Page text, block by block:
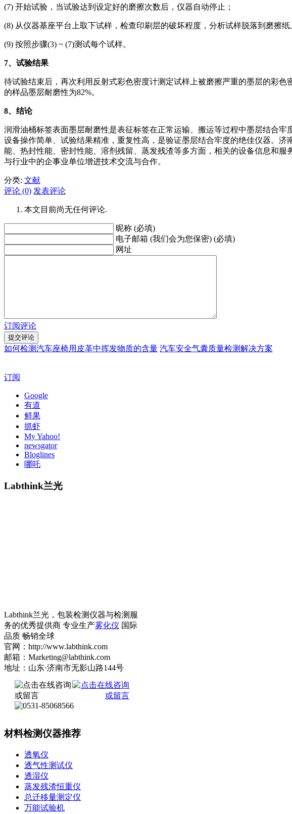
(7) 开始试验，当试验达到设定好的磨擦次数后，仪器自动停止；
(8) 从仪器基座平台上取下试样，检查印刷层的破坏程度，分析试样脱落到磨擦
(9) 按照步骤(3) ~ (7)测试每个试样。
7、试验结果
待试验结束后，再次利用反射式彩色密度计测定试样上被磨擦严重的墨层的彩
的样品墨层耐磨性为82%。
8、结论
润滑油桶标签表面墨层耐磨性是表征标签在正常运输、搬运等过程中墨层结合牢
设备操作简单、试验结果精准，重复性高，是验证墨层结合牢度的绝佳仪器。
能、热封性能、密封性能、溶剂残留、蒸发残渣等多方面，相关的设备信息和服
与行业中的企事业单位增进技术交流与合作。
分类: 文献
评论 (0) 发表评论
本文目前尚无任何评论.
昵称 (必填)
电子邮箱 (我们会为您保密) (必填)
网址
订阅评论
如何检测汽车座椅用皮革中挥发物质的含量 汽车安全气囊质量检测解决方案
订阅
Google
有道
鲜果
抓虾
My Yahoo!
newsgator
Bloglines
哪吒
Labthink兰光
Labthink兰光，包装检测仪器与检测服
务的优秀提供商 专业生产雾化仪 国际
品质 畅销全球
官网：http://www.labthink.com
邮箱：Marketing@labthink.com
地址：山东·济南市无影山路144号
材料检测仪器推荐
透氧仪
透气性测试仪
透湿仪
蒸发残渣恒重仪
总迁移量测定仪
万能试验机